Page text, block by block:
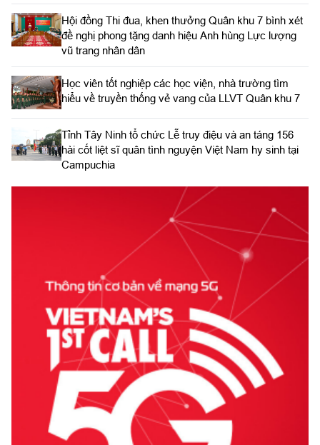
Hội đồng Thi đua, khen thưởng Quân khu 7 bình xét
đề nghị phong tặng danh hiệu Anh hùng Lực lượng
vũ trang nhân dân
Học viên tốt nghiệp các học viện, nhà trường tìm
hiểu về truyền thống vẻ vang của LLVT Quân khu 7
​Tỉnh Tây Ninh tổ chức Lễ truy điệu và an táng 156
hài cốt liệt sĩ quân tình nguyện Việt Nam hy sinh tại
Campuchia